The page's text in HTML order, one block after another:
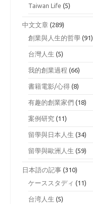
Taiwan Life (5)
中文文章 (289)
創業與人生的哲學 (91)
台灣人生 (5)
我的創業過程 (66)
書籍電影/心得 (8)
有趣的創業家們 (18)
案例研究 (11)
留學與日本人生 (34)
留學與歐洲人生 (59)
日本語の記事 (310)
ケーススタディ (11)
台湾人生 (5)